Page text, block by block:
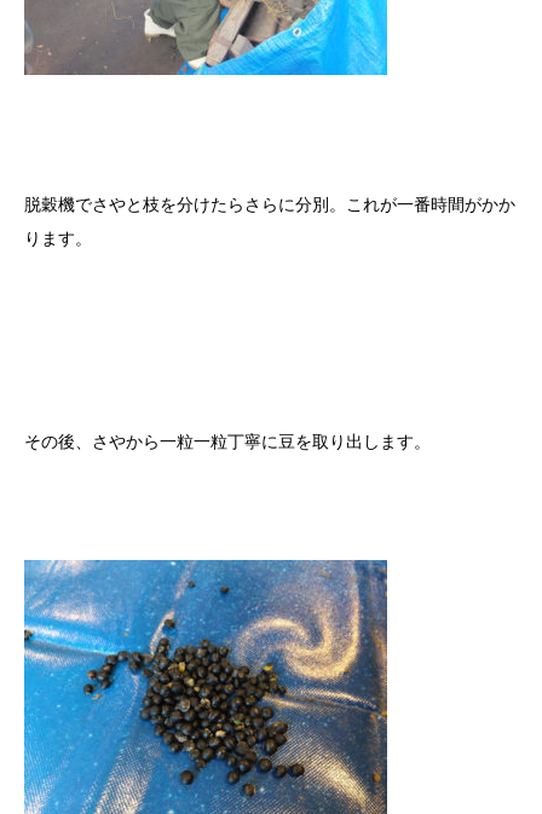
脱穀機でさやと枝を分けたらさらに分別。これが一番時間がかか
ります。
その後、さやから一粒一粒丁寧に豆を取り出します。